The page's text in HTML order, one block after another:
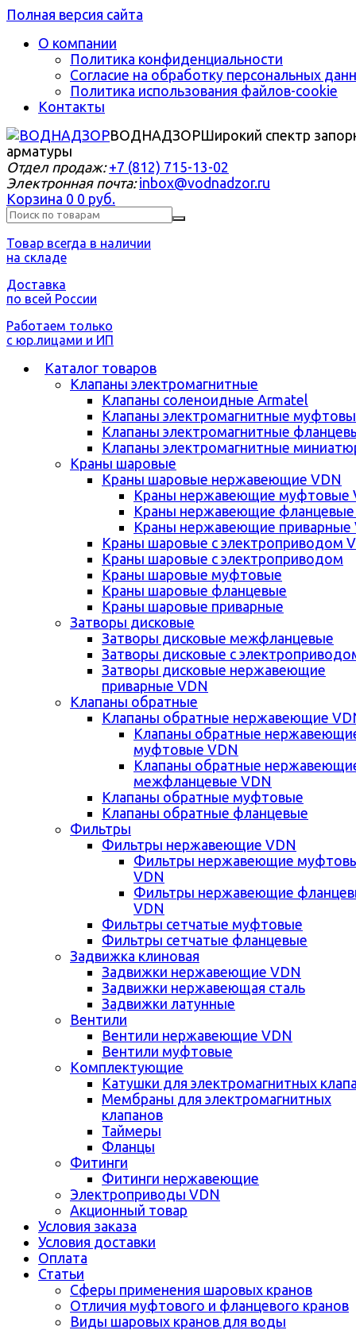
Полная версия сайта
О компании
Политика конфиденциальности
Согласие на обработку персональных
Политика использования файлов-cookie
Контакты
ВОДНАДЗОРШирокий спектр
арматуры
Отдел продаж: +7 (812) 715-13-02
Электронная почта: inbox@vodnadzor.ru
Корзина 0 0 руб.
Товар всегда в наличии
на складе
Доставка
по всей России
Работаем только
с юр.лицами и ИП
Каталог товаров
Клапаны электромагнитные
Клапаны соленоидные Armatel
Клапаны электромагнитные
Клапаны электромагнитные
Клапаны электромагнитные
Краны шаровые
Краны шаровые нержавеющие VDN
Краны нержавеющие муфтовые
Краны нержавеющие фланцевые
Краны нержавеющие приварные
Краны шаровые с электроприводом
Краны шаровые с электроприводом
Краны шаровые муфтовые
Краны шаровые фланцевые
Краны шаровые приварные
Затворы дисковые
Затворы дисковые межфланцевые
Затворы дисковые с
Затворы дисковые нержавеющие
приварные VDN
Клапаны обратные
Клапаны обратные нержавеющие
Клапаны обратные
муфтовые VDN
Клапаны обратные
межфланцевые VDN
Клапаны обратные муфтовые
Клапаны обратные фланцевые
Фильтры
Фильтры нержавеющие VDN
Фильтры нержавеющие
VDN
Фильтры нержавеющие
VDN
Фильтры сетчатые муфтовые
Фильтры сетчатые фланцевые
Задвижка клиновая
Задвижки нержавеющие VDN
Задвижки нержавеющая сталь
Задвижки латунные
Вентили
Вентили нержавеющие VDN
Вентили муфтовые
Комплектующие
Катушки для электромагнитных
Мембраны для электромагнитных
клапанов
Таймеры
Фланцы
Фитинги
Фитинги нержавеющие
Электроприводы VDN
Акционный товар
Условия заказа
Условия доставки
Оплата
Статьи
Сферы применения шаровых кранов
Отличия муфтового и фланцевого кранов
Виды шаровых кранов для воды